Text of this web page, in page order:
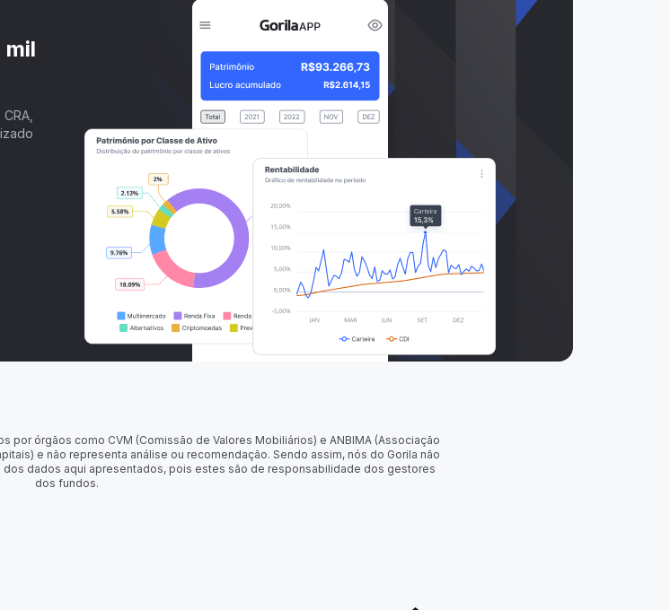
por órgãos como CVM (Comissão de Valores Mobiliários) e ANBIMA (Associação
e não representa análise ou recomendação. Sendo assim, nós do Gorila não
dados aqui apresentados, pois estes são de responsabilidade dos gestores
dos fundos.